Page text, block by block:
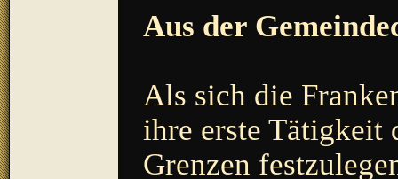
Aus der
Als sich die
ihre erste Tätigkeit
Grenzen